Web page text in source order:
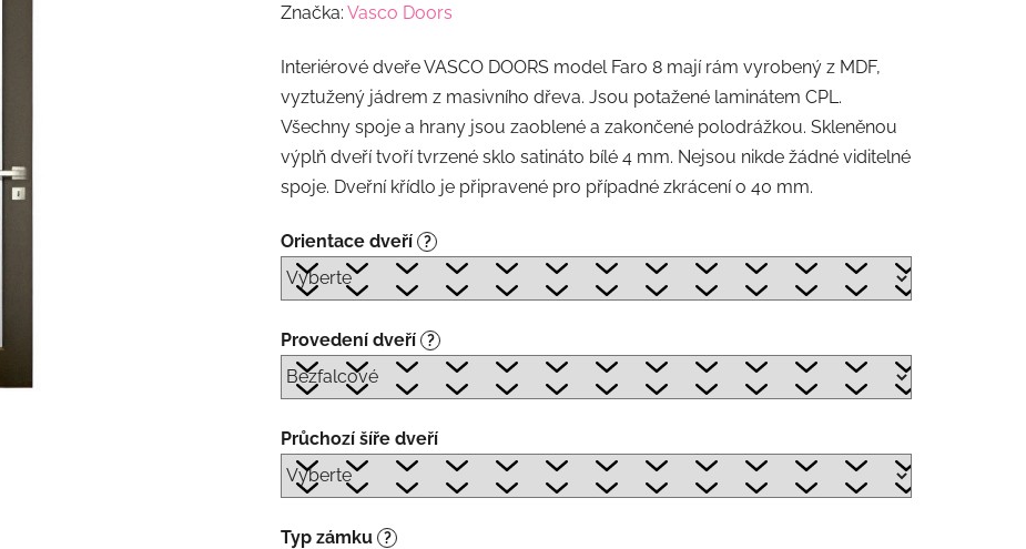
Značka: Vasco Doors
Interiérové dveře VASCO DOORS model Faro 8 mají rám vyrobený z MDF,
vyztužený jádrem z masivního dřeva. Jsou potažené laminátem CPL.
Všechny spoje a hrany jsou zaoblené a zakončené polodrážkou. Skleněnou
výplň dveří tvoří tvrzené sklo satináto bílé 4 mm. Nejsou nikde žádné viditelné
spoje. Dveřní křídlo je připravené pro případné zkrácení o 40 mm.
Orientace dveří ?
Provedení dveří ?
Průchozí šíře dveří
Typ zámku ?